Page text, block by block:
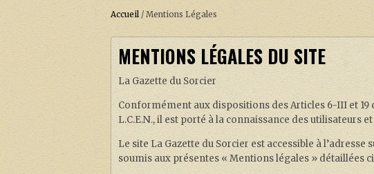
Accueil /Mentions Légales
MENTIONS LÉGALES DU SITE
La Gazette du Sorcier
Conformément aux dispositions des Articles 6-III et 19
L.C.E.N., il est porté à la connaissance des utilisateurs
Le site La Gazette du Sorcier est accessible à
soumis aux présentes « Mentions légales » détaillées